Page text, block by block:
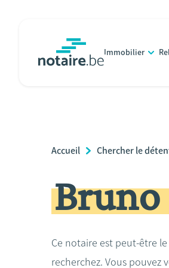
principal
Immobilier
Breadcrumb
Accueil Chercher le
Ce notaire est peut-être
recherchez. Vous pouvez